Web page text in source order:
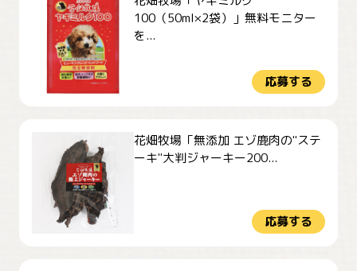
100（50ml×2袋）」無料モニター
を...
応募する
花畑牧場「無添加 エゾ鹿肉の"ステ
ーキ"大判ジャーキー200...
応募する